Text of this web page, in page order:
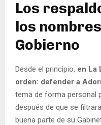
Los
los
Gobierno
Desde el principio, en La
orden: defender a
tema de forma personal
después de que se
buena parte de su